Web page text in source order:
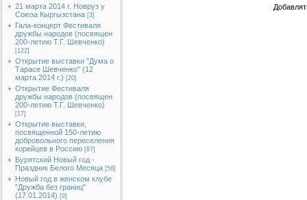
21 марта 2014 г. Новруз у
Союза Кыргызстана [3]
Гала-концерт Фестиваля
дружбы народов (посвящен
200-летию Т.Г. Шевченко)
[122]
Открытие выставки "Дума о
Тарасе Шевченко" (12
марта 2014 г.) [20]
Открытие Фестиваля
дружбы народов (посвящен
200-летию Т.Г. Шевченко)
[17]
Открытие выставки,
посвященной 150-летию
добровольного переселения
корейцев в Россию [87]
Бурятский Новый год -
Праздник Белого Месяца [56]
Новый год в женском клубе
"Дружба без границ"
(17.01.2014) [9]